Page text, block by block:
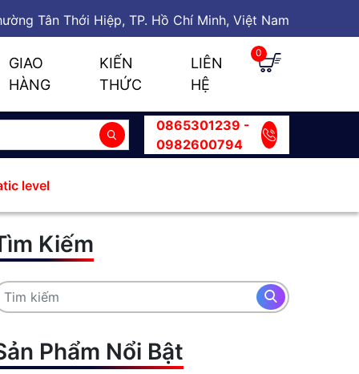
Tân Thới Hiệp, TP. Hồ Chí Minh, Việt Nam
GIAO
HÀNG
KIẾN
THỨC
LIÊN
HỆ
0
0865301239 -
0982600794
level
Kiếm
Phẩm Nổi Bật